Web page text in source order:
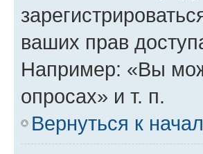
ваших прав
Например: «Вы
опросах» и т. п.
Вернуться к